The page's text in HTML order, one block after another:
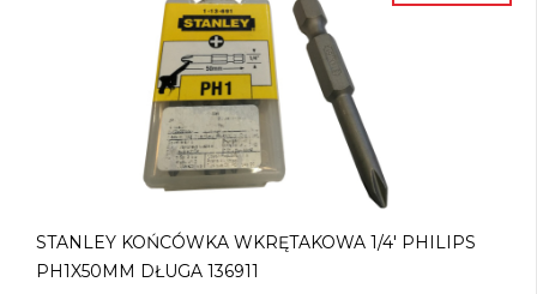
STANLEY KOŃCÓWKA WKRĘTAKOWA 1/4' PHILIPS
PH1X50MM DŁUGA 136911